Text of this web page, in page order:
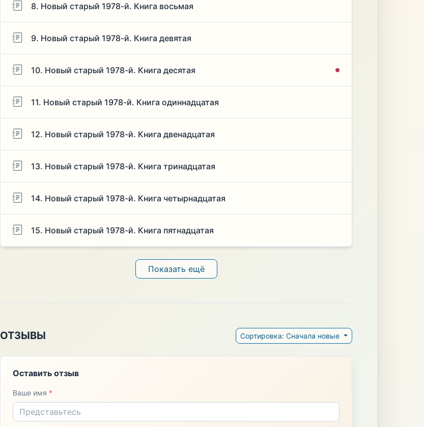
8. Новый старый 1978-й. Книга восьмая
9. Новый старый 1978-й. Книга девятая
10. Новый старый 1978-й. Книга десятая
11. Новый старый 1978-й. Книга одиннадцатая
12. Новый старый 1978-й. Книга двенадцатая
13. Новый старый 1978-й. Книга тринадцатая
14. Новый старый 1978-й. Книга четырнадцатая
15. Новый старый 1978-й. Книга пятнадцатая
Показать ещё
ОТЗЫВЫ Сортировка: Сначала новые
Оставить отзыв
Ваше имя *